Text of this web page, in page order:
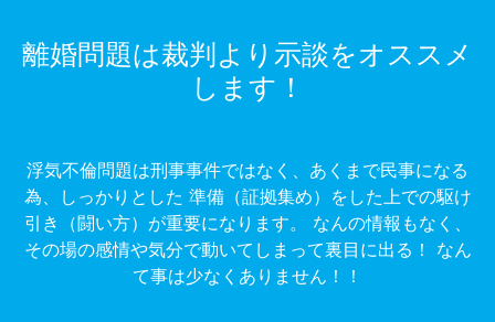
離婚問題は裁判より示談をオススメ
します！
浮気不倫問題は刑事事件ではなく、あくまで民事になる
為、しっかりとした 準備（証拠集め）をした上での駆け
引き（闘い方）が重要になります。 なんの情報もなく、
その場の感情や気分で動いてしまって裏目に出る！ なん
て事は少なくありません！！